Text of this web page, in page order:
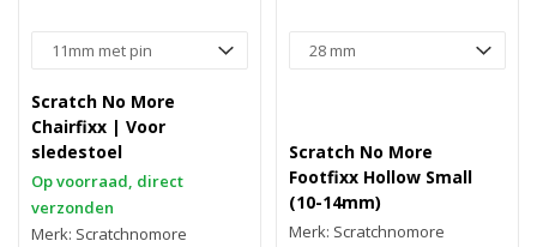
Scratch No More
Chairfixx | Voor
sledestoel
Op voorraad, direct
verzonden
Merk: Scratchnomore
Scratch No More
Footfixx Hollow Small
(10-14mm)
Merk: Scratchnomore